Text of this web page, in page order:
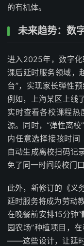
的有机体。
未来趋势：数
进入2025年，数字
课后延时服务领域，
台”，实现家长弹性
例如，上海某区上线
实时查看各校课程热
源。同时，“弹性离
内任意选择接孩时间
自动生成离校扫码记
免了同一时间段校门口
此外，新修订的《义
延时服务将成为劳动
在晚餐前安排15分钟
园农场”种植项目，
——这些设计，让延时